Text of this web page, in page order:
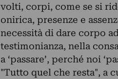
volti, corpi, come se si
onirica, presenze e
necessità di dare corpo
testimonianza, nella
a ‘passare’, perché noi
"Tutto quel che resta", a